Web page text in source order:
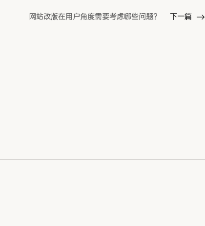
下一篇
网站改版在用户角度需要考虑哪些问题？